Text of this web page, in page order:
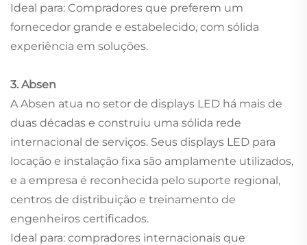
Ideal para: Compradores que preferem um
fornecedor grande e estabelecido, com sólida
experiência em soluções.
3. Absen
A Absen atua no setor de displays LED há mais de
duas décadas e construiu uma sólida rede
internacional de serviços. Seus displays LED para
locação e instalação fixa são amplamente utilizados,
e a empresa é reconhecida pelo suporte regional,
centros de distribuição e treinamento de
engenheiros certificados.
Ideal para: compradores internacionais que